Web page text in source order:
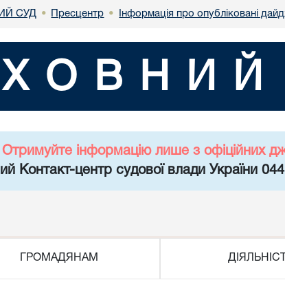
СУД • Пресцентр • Інформація про опубліковані
Отримуйте інформацію лише з офіційних
Контакт-центр судової влади України
ГРОМАДЯНАМ